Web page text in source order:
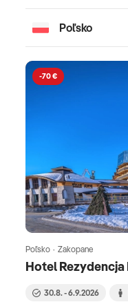
Poľsko
-70 €
Hotel
Poľsko · Zakopane
30.8. - 6.9.2026